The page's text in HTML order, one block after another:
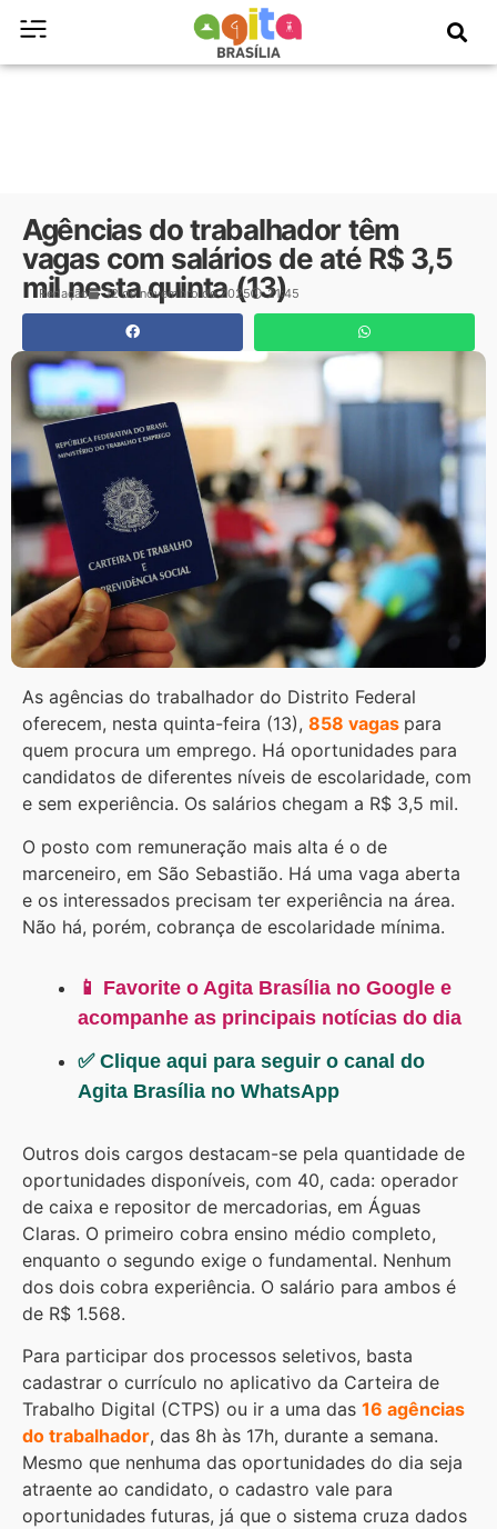
Agências do trabalhador têm
vagas com salários de até R$ 3,5
mil nesta quinta (13)
Redação 12 de novembro de 2025 21:45
As agências do trabalhador do Distrito Federal
oferecem, nesta quinta-feira (13), 858 vagas para
quem procura um emprego. Há oportunidades para
candidatos de diferentes níveis de escolaridade, com
e sem experiência. Os salários chegam a R$ 3,5 mil.
O posto com remuneração mais alta é o de
marceneiro, em São Sebastião. Há uma vaga aberta
e os interessados precisam ter experiência na área.
Não há, porém, cobrança de escolaridade mínima.
📱 Favorite o Agita Brasília no Google e
acompanhe as principais notícias do dia
✅ Clique aqui para seguir o canal do
Agita Brasília no WhatsApp
Outros dois cargos destacam-se pela quantidade de
oportunidades disponíveis, com 40, cada: operador
de caixa e repositor de mercadorias, em Águas
Claras. O primeiro cobra ensino médio completo,
enquanto o segundo exige o fundamental. Nenhum
dos dois cobra experiência. O salário para ambos é
de R$ 1.568.
Para participar dos processos seletivos, basta
cadastrar o currículo no aplicativo da Carteira de
Trabalho Digital (CTPS) ou ir a uma das 16 agências
do trabalhador, das 8h às 17h, durante a semana.
Mesmo que nenhuma das oportunidades do dia seja
atraente ao candidato, o cadastro vale para
oportunidades futuras, já que o sistema cruza dados